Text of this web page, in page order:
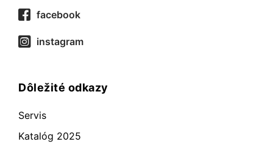
facebook
instagram
Dôležité odkazy
Servis
Katalóg 2025